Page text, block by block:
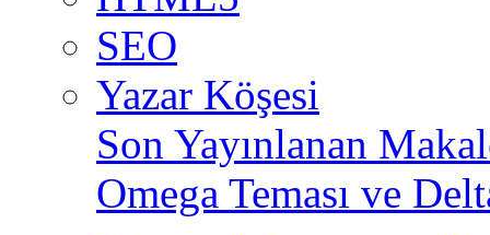
SEO
Yazar Köşesi
Son Yayınlanan
Omega Teması ve